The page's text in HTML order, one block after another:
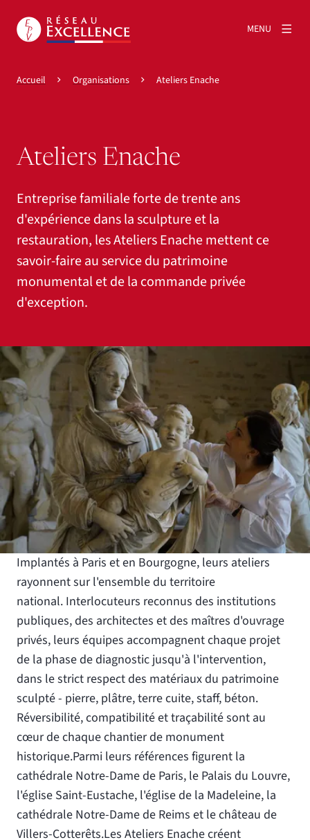
MENU
Accueil Organisations Ateliers Enache
Ateliers Enache
Entreprise familiale forte de trente ans
d'expérience dans la sculpture et la
restauration, les Ateliers Enache mettent ce
savoir-faire au service du patrimoine
monumental et de la commande privée
d'exception.
Agrandir
Implantés à Paris et en Bourgogne, leurs ateliers
rayonnent sur l'ensemble du territoire
national. Interlocuteurs reconnus des institutions
publiques, des architectes et des maîtres d'ouvrage
privés, leurs équipes accompagnent chaque projet
de la phase de diagnostic jusqu'à l'intervention,
dans le strict respect des matériaux du patrimoine
sculpté - pierre, plâtre, terre cuite, staff, béton.
Réversibilité, compatibilité et traçabilité sont au
cœur de chaque chantier de monument
historique.Parmi leurs références figurent la
cathédrale Notre-Dame de Paris, le Palais du Louvre,
l'église Saint-Eustache, l'église de la Madeleine, la
cathédrale Notre-Dame de Reims et le château de
Villers-Cotterêts.Les Ateliers Enache créent